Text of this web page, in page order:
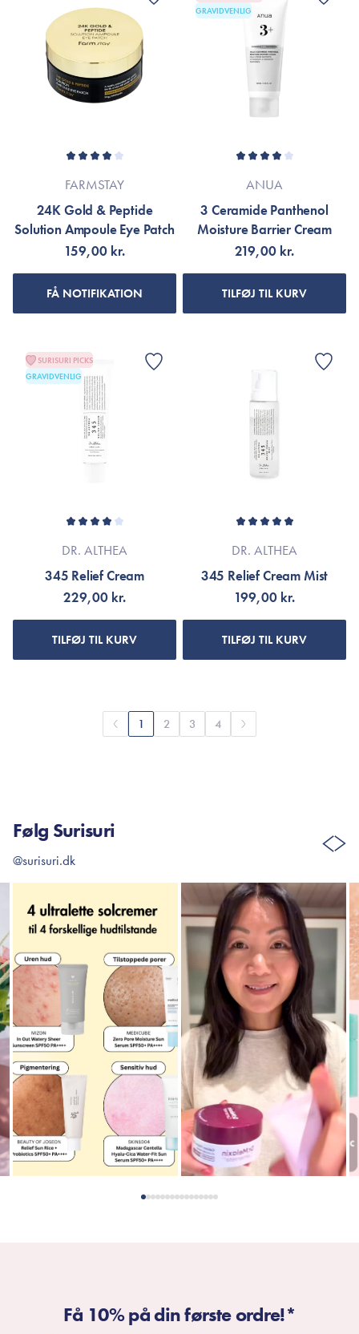
FARMSTAY
24K Gold & Peptide
Solution Ampoule Eye Patch
159,00 kr.
FÅ NOTIFIKATION
GRAVIDVENLIG
ANUA
3 Ceramide Panthenol
Moisture Barrier Cream
219,00 kr.
TILFØJ TIL KURV
SURISURI PICKS
GRAVIDVENLIG
DR. ALTHEA
345 Relief Cream
229,00 kr.
TILFØJ TIL KURV
DR. ALTHEA
345 Relief Cream Mist
199,00 kr.
TILFØJ TIL KURV
1 2 3 4
Følg Surisuri
@surisuri.dk
Få 10% på din første ordre!*